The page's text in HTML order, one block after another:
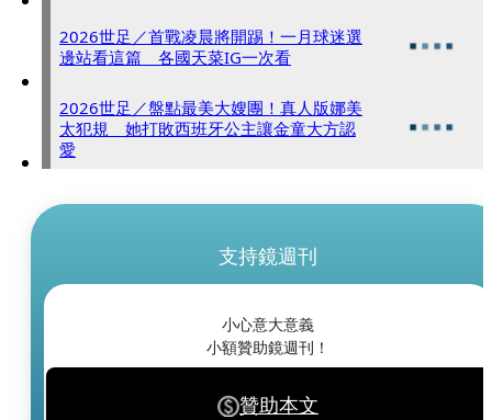
2026世足／首戰凌晨將開踢！一月球迷選
邊站看這篇 各國天菜IG一次看
2026世足／盤點最美大嫂團！真人版娜美
太犯規 她打敗西班牙公主讓金童大方認
愛
支持鏡週刊
小心意大意義
小額贊助鏡週刊！
贊助本文